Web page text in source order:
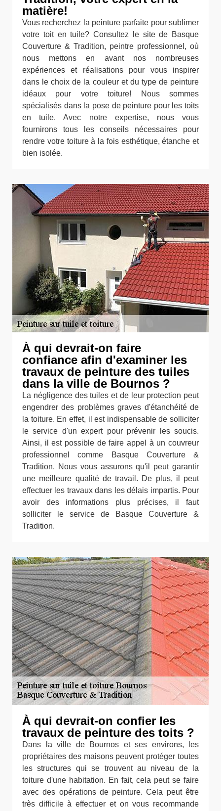
matière!
Vous recherchez la peinture parfaite pour sublimer
votre toit en tuile? Consultez le site de Basque
Couverture & Tradition, peintre professionnel, où
nous mettons en avant nos nombreuses
expériences et réalisations pour vous inspirer
dans le choix de la couleur et du type de peinture
idéaux pour votre toiture! Nous sommes
spécialisés dans la pose de peinture pour les toits
en tuile. Avec notre expertise, nous vous
fournirons tous les conseils nécessaires pour
rendre votre toiture à la fois esthétique, étanche et
bien isolée.
À qui devrait-on faire
confiance afin d'examiner les
travaux de peinture des tuiles
dans la ville de Bournos ?
La négligence des tuiles et de leur protection peut
engendrer des problèmes graves d'étanchéité de
la toiture. En effet, il est indispensable de solliciter
le service d'un expert pour prévenir les soucis.
Ainsi, il est possible de faire appel à un couvreur
professionnel comme Basque Couverture &
Tradition. Nous vous assurons qu'il peut garantir
une meilleure qualité de travail. De plus, il peut
effectuer les travaux dans les délais impartis. Pour
avoir des informations plus précises, il faut
solliciter le service de Basque Couverture &
Tradition.
À qui devrait-on confier les
travaux de peinture des toits ?
Dans la ville de Bournos et ses environs, les
propriétaires des maisons peuvent protéger toutes
les structures qui se trouvent au niveau de la
toiture d'une habitation. En fait, cela peut se faire
avec des opérations de peinture. Cela peut être
très difficile à effectuer et on vous recommande